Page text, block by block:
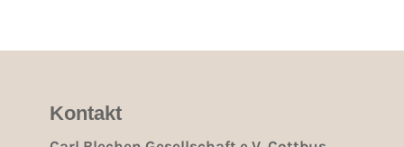
Kontakt